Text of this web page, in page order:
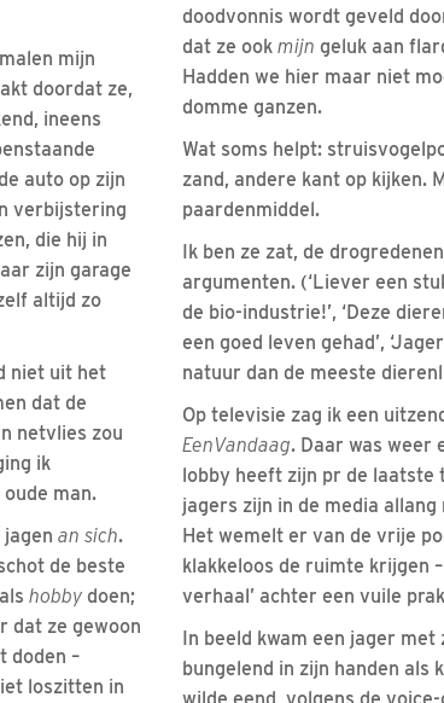
mijn
doordat ze,
ineens
auto op zijn
verbijstering
die hij in
zijn garage
altijd zo
niet uit het
dat de
netvlies zou
ik
man.
an sich.
de beste
hobby doen;
dat ze gewoon
doden –
loszitten in
doodvonnis wordt geveld
dat ze ook mijn geluk aan
Hadden we hier maar niet
domme ganzen.
Wat soms helpt:
zand, andere kant op kijken.
paardenmiddel.
Ik ben ze zat, de
argumenten. (‘Liever een
de bio-industrie!’, ‘Deze
een goed leven gehad’,
natuur dan de meeste
Op televisie zag ik een
EenVandaag. Daar was weer
lobby heeft zijn pr de laatste
jagers zijn in de media
Het wemelt er van de vrije
klakkeloos de ruimte krijgen
verhaal’ achter een vuile
In beeld kwam een jager
bungelend in zijn handen als